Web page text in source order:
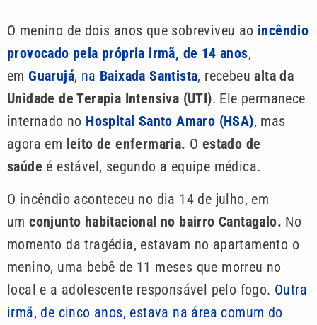
O menino de dois anos que sobreviveu ao incêndio
provocado pela própria irmã, de 14 anos,
em Guarujá, na Baixada Santista, recebeualta da
Unidade de Terapia Intensiva (UTI). Ele permanece
internado no Hospital Santo Amaro (HSA), mas
agora em leito de enfermaria. O estado de
saúde é estável, segundo a equipe médica.
O incêndio aconteceu no dia 14 de julho, em
umconjunto habitacional no bairro Cantagalo. No
momento da tragédia, estavam no apartamento o
menino, uma bebê de 11 meses que morreu no
local e a adolescente responsável pelo fogo. Outra
irmã, de cinco anos, estava na área comum do